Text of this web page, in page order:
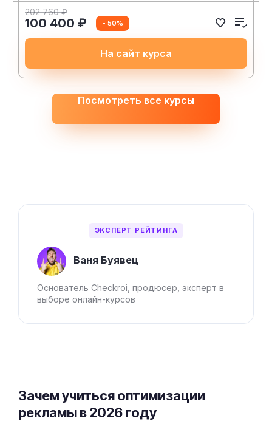
ЭКСПЕРТ РЕЙТИНГА
Ваня Буявец
Основатель Checkroi, продюсер, эксперт в
выборе онлайн-курсов
202 760 ₽
100 400 ₽ - 50%
На сайт курса
Посмотреть все курсы
Зачем учиться оптимизации
рекламы в 2026 году